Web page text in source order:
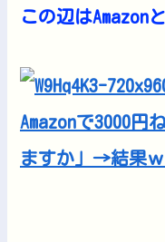
この辺はAmazon